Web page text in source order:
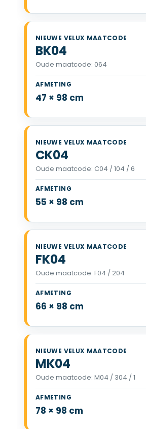
BK04
Oude maatcode: 064
VELUX BK04 47 x 98 cm
47 × 98 cm
CK04
Oude maatcode: C04 / 104 / 6
VELUX CK04 55 x 98 cm
55 × 98 cm
FK04
Oude maatcode: F04 / 204
VELUX FK04 66 x 98 cm
66 × 98 cm
MK04
Oude maatcode: M04 / 304 / 1
VELUX MK04 78 x 98 cm
78 × 98 cm